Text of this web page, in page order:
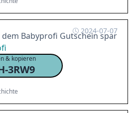
2024-07-07
dem Babyprofi Gutschein spar
& kopieren
3RW9